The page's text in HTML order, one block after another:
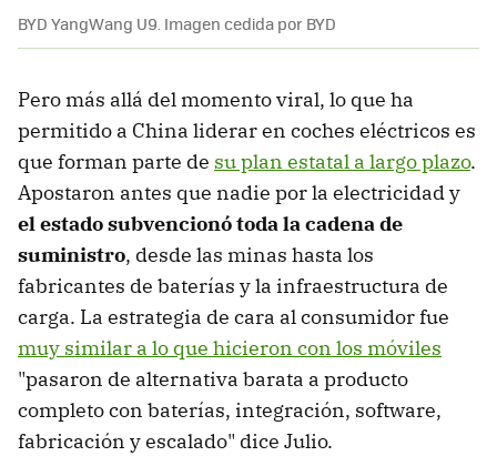
BYD YangWang U9. Imagen cedida por BYD
Pero más allá del momento viral, lo que ha
permitido a China liderar en coches eléctricos es
que forman parte de su plan estatal a largo plazo.
Apostaron antes que nadie por la electricidad y
el estado subvencionó toda la cadena de
suministro, desde las minas hasta los
fabricantes de baterías y la infraestructura de
carga. La estrategia de cara al consumidor fue
muy similar a lo que hicieron con los móviles
"pasaron de alternativa barata a producto
completo con baterías, integración, software,
fabricación y escalado" dice Julio.